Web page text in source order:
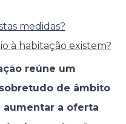
medidas?
à habitação existem?
reúne um
de âmbito
a oferta